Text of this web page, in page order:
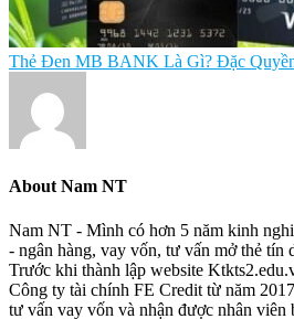
Thẻ Đen MB BANK Là Gì? Đặc
About Nam NT
Nam NT - Mình có hơn 5 năm kinh
- ngân hàng, vay vốn, tư vấn mở thẻ tín
Trước khi thành lập website
Công ty tài chính FE Credit từ năm
tư vấn vay vốn và nhận được nhân viên